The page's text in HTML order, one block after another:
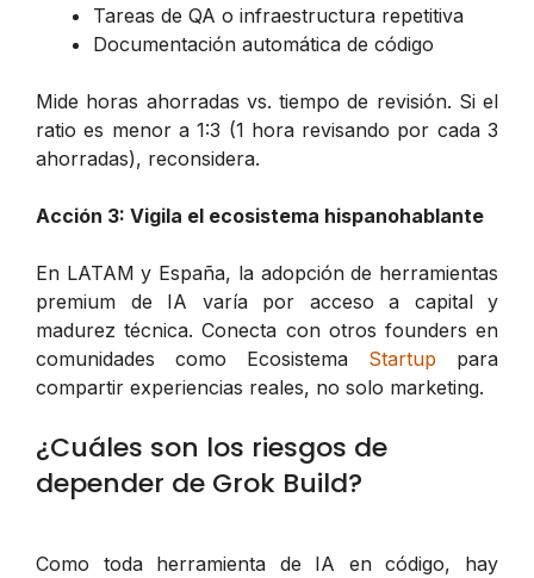
Tareas de QA o infraestructura repetitiva
Documentación automática de código
Mide horas ahorradas vs. tiempo de revisión. Si el
ratio es menor a 1:3 (1 hora revisando por cada 3
ahorradas), reconsidera.
Acción 3: Vigila el ecosistema hispanohablante
En LATAM y España, la adopción de herramientas
premium de IA varía por acceso a capital y
madurez técnica. Conecta con otros founders en
comunidades como Ecosistema Startup para
compartir experiencias reales, no solo marketing.
¿Cuáles son los riesgos de
depender de Grok Build?
Como toda herramienta de IA en código, hay